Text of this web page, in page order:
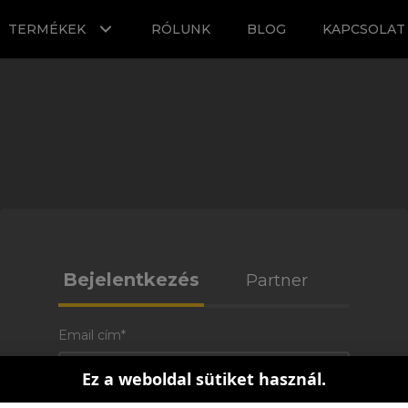
TERMÉKEK RÓLUNK BLOG KAPCSOLAT
Bejelentkezés Partner
Email cím*
Jelszó*
Ez a weboldal sütiket használ.